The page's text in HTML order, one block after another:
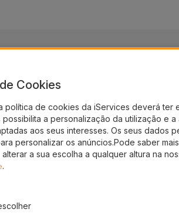
Cookies
política de cookies da iServices deverá ter
a personalização da utilização e
aos seus interesses. Os seus dados
personalizar os anúncios.Pode saber
a sua escolha a qualquer altura na
.